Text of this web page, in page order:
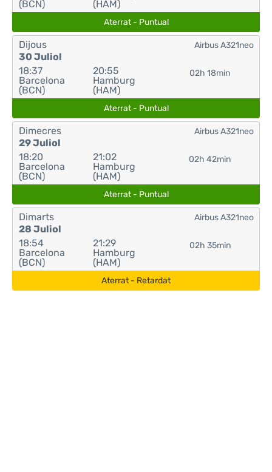
(BCN)
(HAM)
Aterrat - Puntual
Dijous
30 Juliol
18:37
Barcelona
(BCN)
20:55
Hamburg
(HAM)
02h 18min
Airbus A321neo
Aterrat - Puntual
Dimecres
29 Juliol
18:20
Barcelona
(BCN)
21:02
Hamburg
(HAM)
02h 42min
Airbus A321neo
Aterrat - Puntual
Dimarts
28 Juliol
18:54
Barcelona
(BCN)
21:29
Hamburg
(HAM)
02h 35min
Airbus A321neo
Aterrat - Retardat